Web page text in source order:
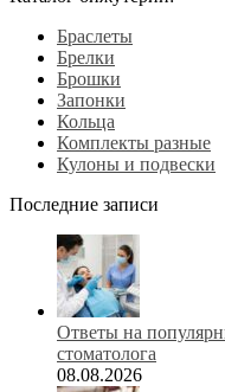
Браслеты
Брелки
Брошки
Запонки
Кольца
Комплекты разные
Кулоны и подвески
Последние записи
Ответы на
стоматолога
08.08.2026